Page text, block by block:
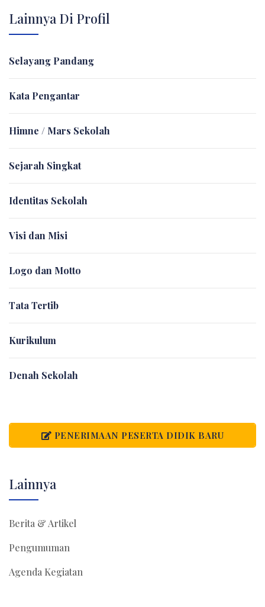
Lainnya Di Profil
Selayang Pandang
Kata Pengantar
Himne / Mars Sekolah
Sejarah Singkat
Identitas Sekolah
Visi dan Misi
Logo dan Motto
Tata Tertib
Kurikulum
Denah Sekolah
PENERIMAAN PESERTA DIDIK BARU
Lainnya
Berita & Artikel
Pengumuman
Agenda Kegiatan